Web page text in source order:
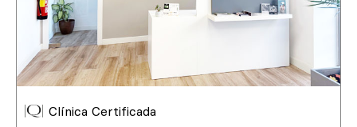
Clínica Certificada